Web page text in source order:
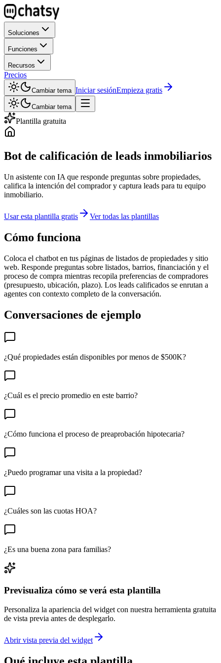
Soluciones
Funciones
Recursos
Precios
Cambiar tema Iniciar sesiónEmpieza gratis
Cambiar tema
Plantilla gratuita
Bot de calificación de leads inmobiliarios
Un asistente con IA que responde preguntas sobre propiedades,
califica la intención del comprador y captura leads para tu equipo
inmobiliario.
Usar esta plantilla gratis Ver todas las plantillas
Cómo funciona
Coloca el chatbot en tus páginas de listados de propiedades y sitio
web. Responde preguntas sobre listados, barrios, financiación y el
proceso de compra mientras recopila preferencias de compradores
(presupuesto, ubicación, plazo). Los leads calificados se enrutan a
agentes con contexto completo de la conversación.
Conversaciones de ejemplo
¿Qué propiedades están disponibles por menos de $500K?
¿Cuál es el precio promedio en este barrio?
¿Cómo funciona el proceso de preaprobación hipotecaria?
¿Puedo programar una visita a la propiedad?
¿Cuáles son las cuotas HOA?
¿Es una buena zona para familias?
Previsualiza cómo se verá esta plantilla
Personaliza la apariencia del widget con nuestra herramienta gratuita
de vista previa antes de desplegarlo.
Abrir vista previa del widget